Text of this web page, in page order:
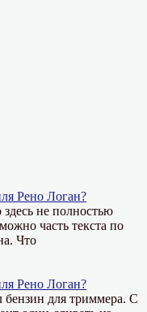
Рено Логан?
не полностью
часть текста по
Что
Рено Логан?
для триммера. С